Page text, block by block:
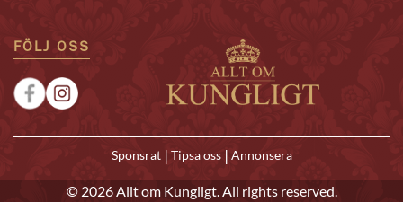
FÖLJ OSS
Sponsrat | Tipsa oss | Annonsera
© 2026 Allt om Kungligt. All rights reserved.